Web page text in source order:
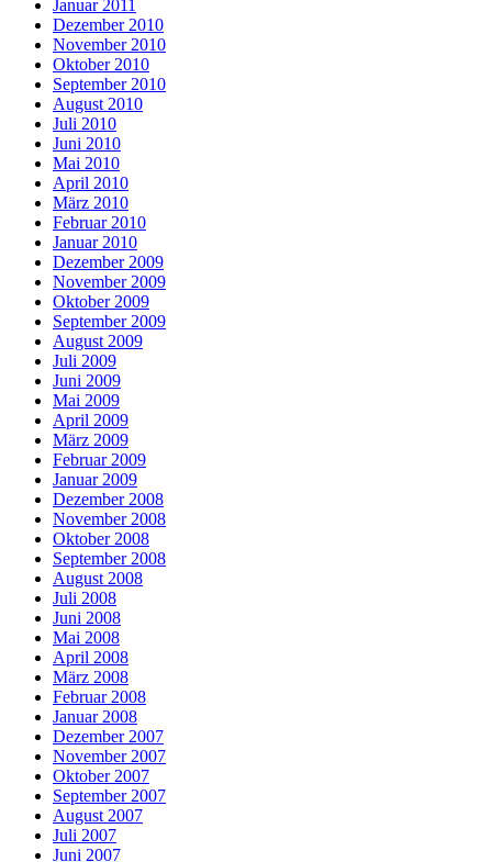
Januar 2011
Dezember 2010
November 2010
Oktober 2010
September 2010
August 2010
Juli 2010
Juni 2010
Mai 2010
April 2010
März 2010
Februar 2010
Januar 2010
Dezember 2009
November 2009
Oktober 2009
September 2009
August 2009
Juli 2009
Juni 2009
Mai 2009
April 2009
März 2009
Februar 2009
Januar 2009
Dezember 2008
November 2008
Oktober 2008
September 2008
August 2008
Juli 2008
Juni 2008
Mai 2008
April 2008
März 2008
Februar 2008
Januar 2008
Dezember 2007
November 2007
Oktober 2007
September 2007
August 2007
Juli 2007
Juni 2007